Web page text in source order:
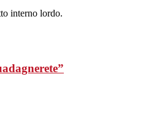
interno lordo.